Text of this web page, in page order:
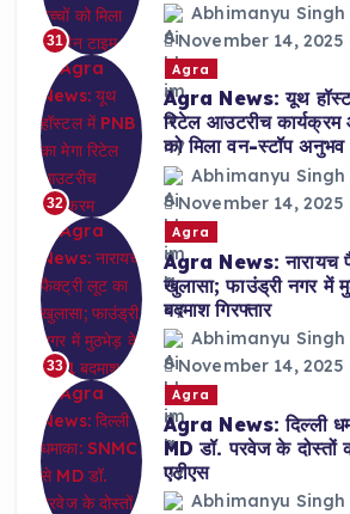
31
Abhimanyu Singh
November 14, 2025
32
Agra
Agra News: यूथ
रिटेल आउटरीच कार्यक्रम
को मिला वन-स्टॉप अनुभव
Abhimanyu Singh
November 14, 2025
33
Agra
Agra News: नारायच
खुलासा; फाउंड्री नगर में
बदमाश गिरफ्तार
Abhimanyu Singh
November 14, 2025
Agra
Agra News: दिल्ली
MD डॉ. परवेज के दोस्तों
एटीएस
Abhimanyu Singh